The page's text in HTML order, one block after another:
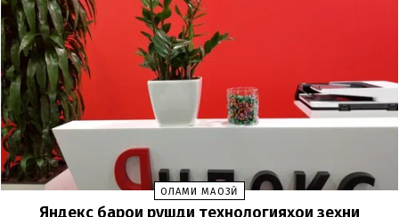
ОЛАМИ МАҶОЗӢ
Яндекс барои рушди технологияҳои зеҳни